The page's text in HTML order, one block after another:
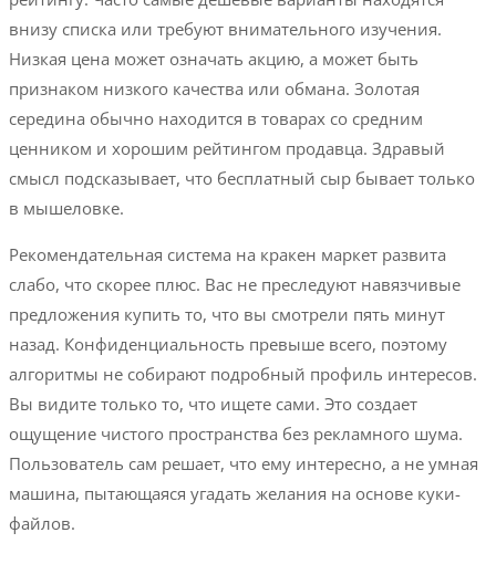
внизу списка или требуют внимательного изучения.
Низкая цена может означать акцию, а может быть
признаком низкого качества или обмана. Золотая
середина обычно находится в товарах со средним
ценником и хорошим рейтингом продавца. Здравый
смысл подсказывает, что бесплатный сыр бывает только
в мышеловке.
Рекомендательная система на кракен маркет развита
слабо, что скорее плюс. Вас не преследуют навязчивые
предложения купить то, что вы смотрели пять минут
назад. Конфиденциальность превыше всего, поэтому
алгоритмы не собирают подробный профиль интересов.
Вы видите только то, что ищете сами. Это создает
ощущение чистого пространства без рекламного шума.
Пользователь сам решает, что ему интересно, а не умная
машина, пытающаяся угадать желания на основе куки-
файлов.